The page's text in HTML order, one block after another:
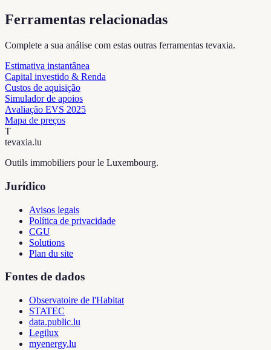
Ferramentas relacionadas
Complete a sua análise com estas outras ferramentas tevaxia.
Estimativa instantânea
Capital investido & Renda
Custos de aquisição
Simulador de apoios
Avaliação EVS 2025
Mapa de preços
T
tevaxia.lu
Outils immobiliers pour le Luxembourg.
Jurídico
Avisos legais
Política de privacidade
CGU
Solutions
Plan du site
Fontes de dados
Observatoire de l'Habitat
STATEC
data.public.lu
Legilux
myenergy.lu